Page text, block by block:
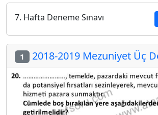
7. Hafta Deneme Sınavı
1 2018-2019 Mezuniyet Üç